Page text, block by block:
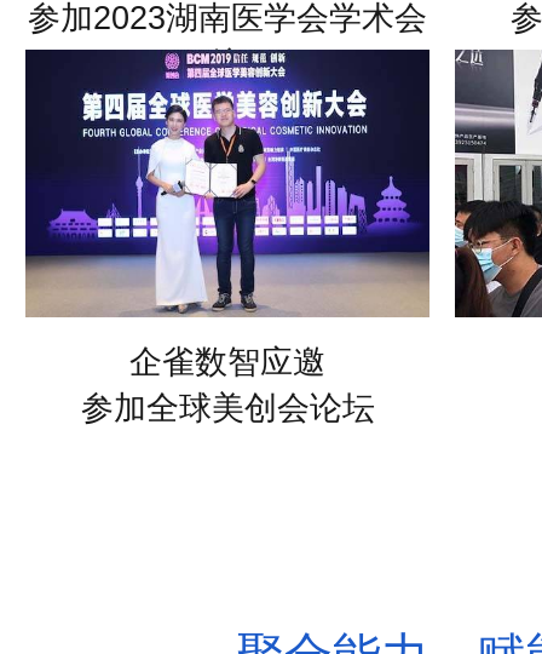
企雀数智应邀
参加2023湖南医学会学术会
议
企雀数智应邀